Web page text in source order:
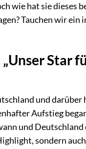
wie hat sie dieses
Tauchen wir
Star
und
Aufstieg
und
sondern